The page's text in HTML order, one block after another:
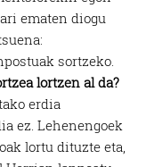
ematen diogu
sortzeko.
lortzen al da?
erdia
ez. Lehenengoek
lortu dituzte eta,